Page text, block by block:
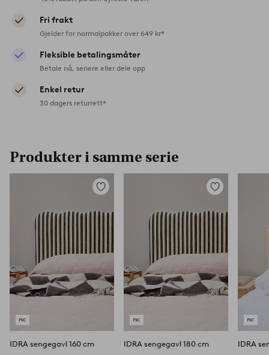
Fri frakt
Gjelder for normalpakker over 649 kr*
Fleksible betalingsmåter
Betale nå, senere eller dele opp
Enkel retur
30 dagers returrett*
Produkter i samme serie
Legg
IDRA sengegavl 160 cm
Legg
IDRA sengegavl 180 cm